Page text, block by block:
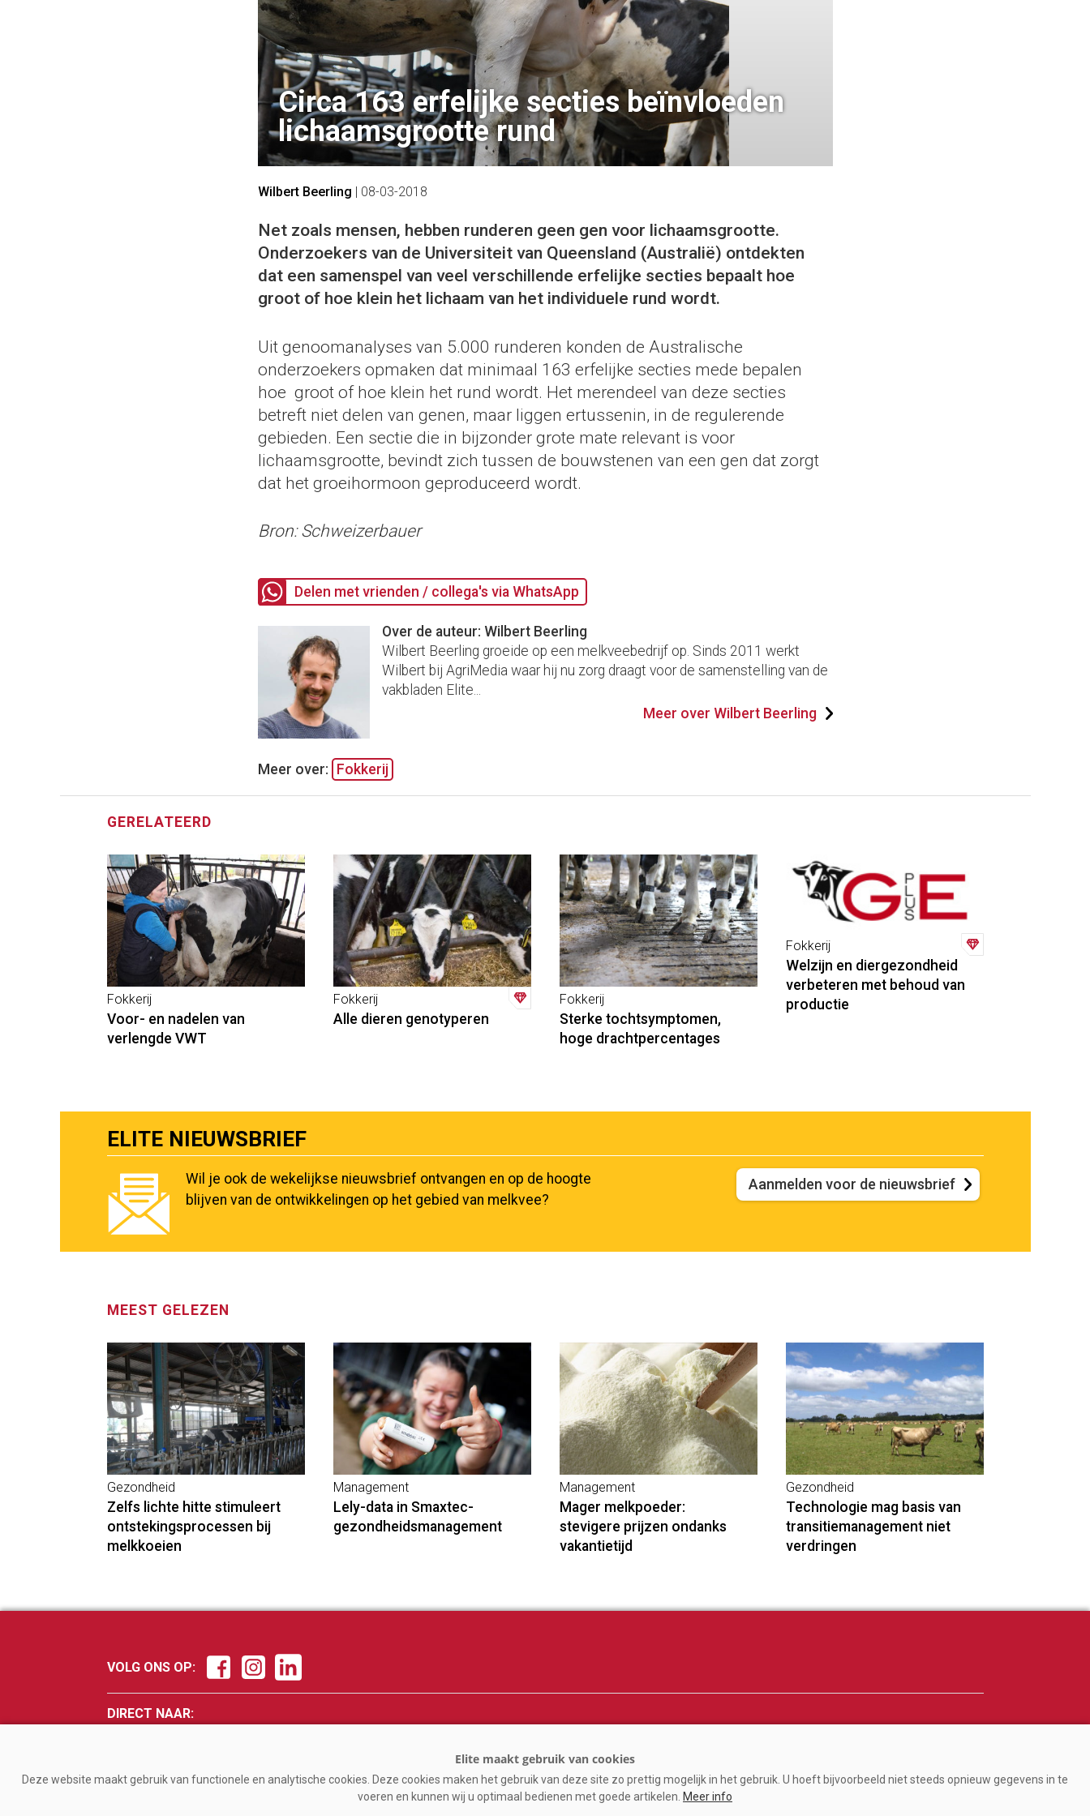
Circa 163 erfelijke secties beïnvloeden
lichaamsgrootte rund
Wilbert Beerling | 08-03-2018
Net zoals mensen, hebben runderen geen gen voor lichaamsgrootte.
Onderzoekers van de Universiteit van Queensland (Australië) ontdekten
dat een samenspel van veel verschillende erfelijke secties bepaalt hoe
groot of hoe klein het lichaam van het individuele rund wordt.
Uit genoomanalyses van 5.000 runderen konden de Australische
onderzoekers opmaken dat minimaal 163 erfelijke secties mede bepalen
hoe groot of hoe klein het rund wordt. Het merendeel van deze secties
betreft niet delen van genen, maar liggen ertussenin, in de regulerende
gebieden. Een sectie die in bijzonder grote mate relevant is voor
lichaamsgrootte, bevindt zich tussen de bouwstenen van een gen dat zorgt
dat het groeihormoon geproduceerd wordt.
Bron: Schweizerbauer
Delen met vrienden / collega's via WhatsApp
Over de auteur: Wilbert Beerling
Wilbert Beerling groeide op een melkveebedrijf op. Sinds 2011 werkt
Wilbert bij AgriMedia waar hij nu zorg draagt voor de samenstelling van de
vakbladen Elite...
Meer over Wilbert Beerling
Meer over: Fokkerij
GERELATEERD
Fokkerij
Voor- en nadelen van
verlengde VWT
Fokkerij
Alle dieren genotyperen
Fokkerij
Sterke tochtsymptomen,
hoge drachtpercentages
Fokkerij
Welzijn en diergezondheid
verbeteren met behoud van
productie
ELITE NIEUWSBRIEF
Wil je ook de wekelijkse nieuwsbrief ontvangen en op de hoogte
blijven van de ontwikkelingen op het gebied van melkvee?
Aanmelden voor de nieuwsbrief
MEEST GELEZEN
Gezondheid
Zelfs lichte hitte stimuleert
ontstekingsprocessen bij
melkkoeien
Management
Lely-data in Smaxtec-
gezondheidsmanagement
Management
Mager melkpoeder:
stevigere prijzen ondanks
vakantietijd
Gezondheid
Technologie mag basis van
transitiemanagement niet
verdringen
VOLG ONS OP:
DIRECT NAAR:
Gezondheid
Melken
Kennispartners
Deze website maakt gebruik van functionele en analytische cookies. Deze cookies maken het gebruik van deze site zo prettig mogelijk in het gebruik. U hoeft bijvoorbeeld niet steeds opnieuw gegevens in te
voeren en kunnen wij u optimaal bedienen met goede artikelen. Meer info